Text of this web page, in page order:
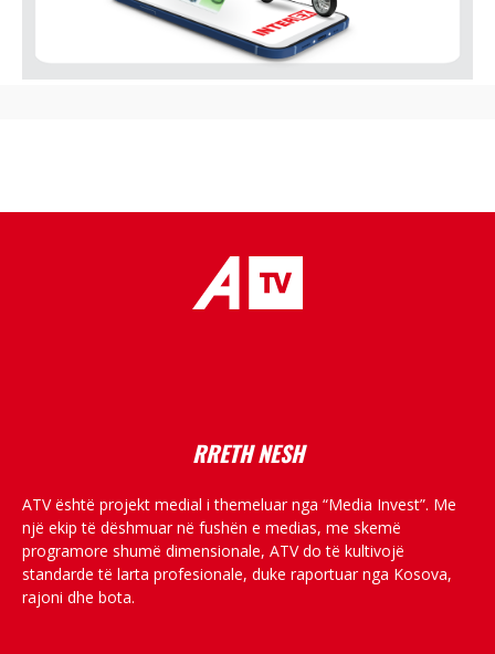
RRETH NESH
ATV është projekt medial i themeluar nga “Media Invest”. Me
një ekip të dëshmuar në fushën e medias, me skemë
programore shumë dimensionale, ATV do të kultivojë
standarde të larta profesionale, duke raportuar nga Kosova,
rajoni dhe bota.